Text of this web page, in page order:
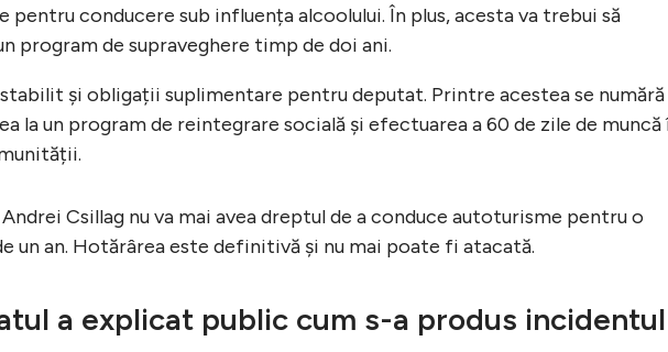
pentru conducere sub influența alcoolului. În plus, acesta va trebui să
program de supraveghere timp de doi ani.
și obligații suplimentare pentru deputat. Printre acestea se numără
la un program de reintegrare socială și efectuarea a 60 de zile de muncă
Csillag nu va mai avea dreptul de a conduce autoturisme pentru o
un an. Hotărârea este definitivă și nu mai poate fi atacată.
a explicat public cum s-a produs incidentul